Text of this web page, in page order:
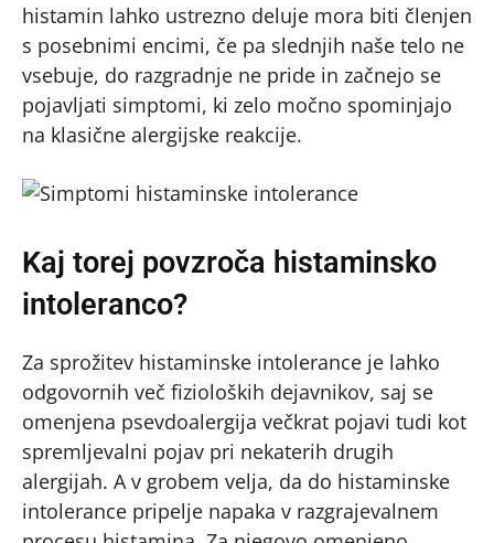
histamin lahko ustrezno deluje mora biti členjen
s posebnimi encimi, če pa slednjih naše telo ne
vsebuje, do razgradnje ne pride in začnejo se
pojavljati simptomi, ki zelo močno spominjajo
na klasične alergijske reakcije.
Kaj torej povzroča histaminsko
intoleranco?
Za sprožitev histaminske intolerance je lahko
odgovornih več fizioloških dejavnikov, saj se
omenjena psevdoalergija večkrat pojavi tudi kot
spremljevalni pojav pri nekaterih drugih
alergijah. A v grobem velja, da do histaminske
intolerance pripelje napaka v razgrajevalnem